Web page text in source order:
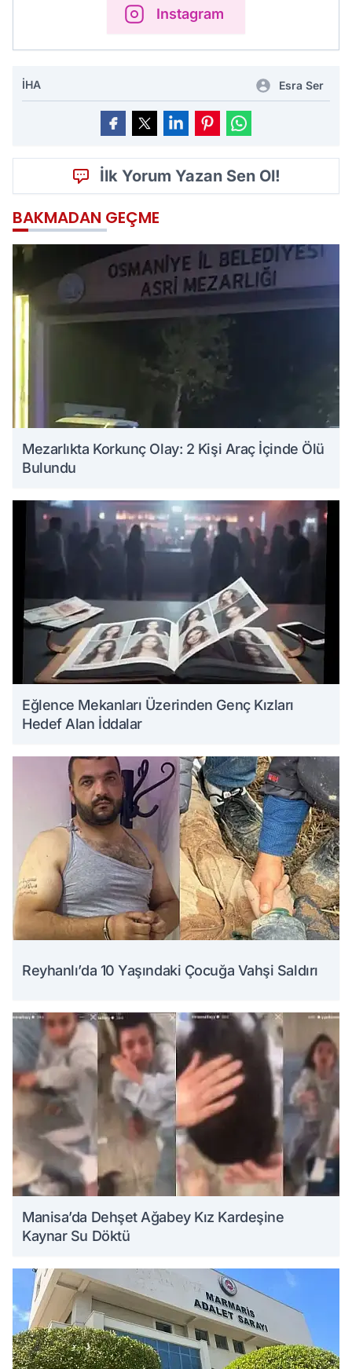
Instagram
İHA Esra Ser
İlk Yorum Yazan Sen Ol!
BAKMADAN GEÇME
Mezarlıkta Korkunç Olay: 2 Kişi Araç İçinde Ölü
Bulundu
Eğlence Mekanları Üzerinden Genç Kızları
Hedef Alan İddalar
Reyhanlı’da 10 Yaşındaki Çocuğa Vahşi Saldırı
Manisa’da Dehşet Ağabey Kız Kardeşine
Kaynar Su Döktü